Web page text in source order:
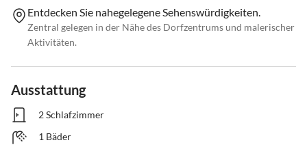
Entdecken Sie nahegelegene Sehenswürdigkeiten.
Zentral gelegen in der Nähe des Dorfzentrums und malerischer
Aktivitäten.
Ausstattung
2 Schlafzimmer
1 Bäder